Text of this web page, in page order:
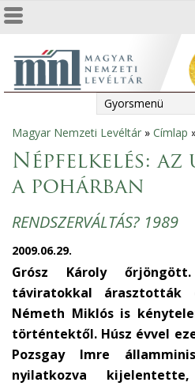
Gyorsmenü
Jelenlegi
hely
Magyar Nemzeti Levéltár » Címlap
Népfelkelés: az
a pohárban
RENDSZERVÁLTÁS? 1989
2009.06.29.
Grósz Károly
táviratokkal
Németh Miklós is
történtektől. Húsz évvel
Pozsgay Imre
nyilatkozva